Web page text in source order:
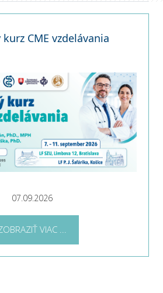
CME vzdelávania
07.09.2026
VIAC ...